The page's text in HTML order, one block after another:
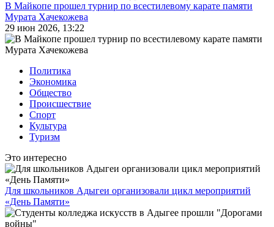
В Майкопе прошел турнир по всестилевому карате памяти
Мурата Хачекожева
29 июн 2026, 13:22
Политика
Экономика
Общество
Происшествие
Спорт
Культура
Туризм
Это интересно
Для школьников Адыгеи организовали цикл мероприятий
«День Памяти»